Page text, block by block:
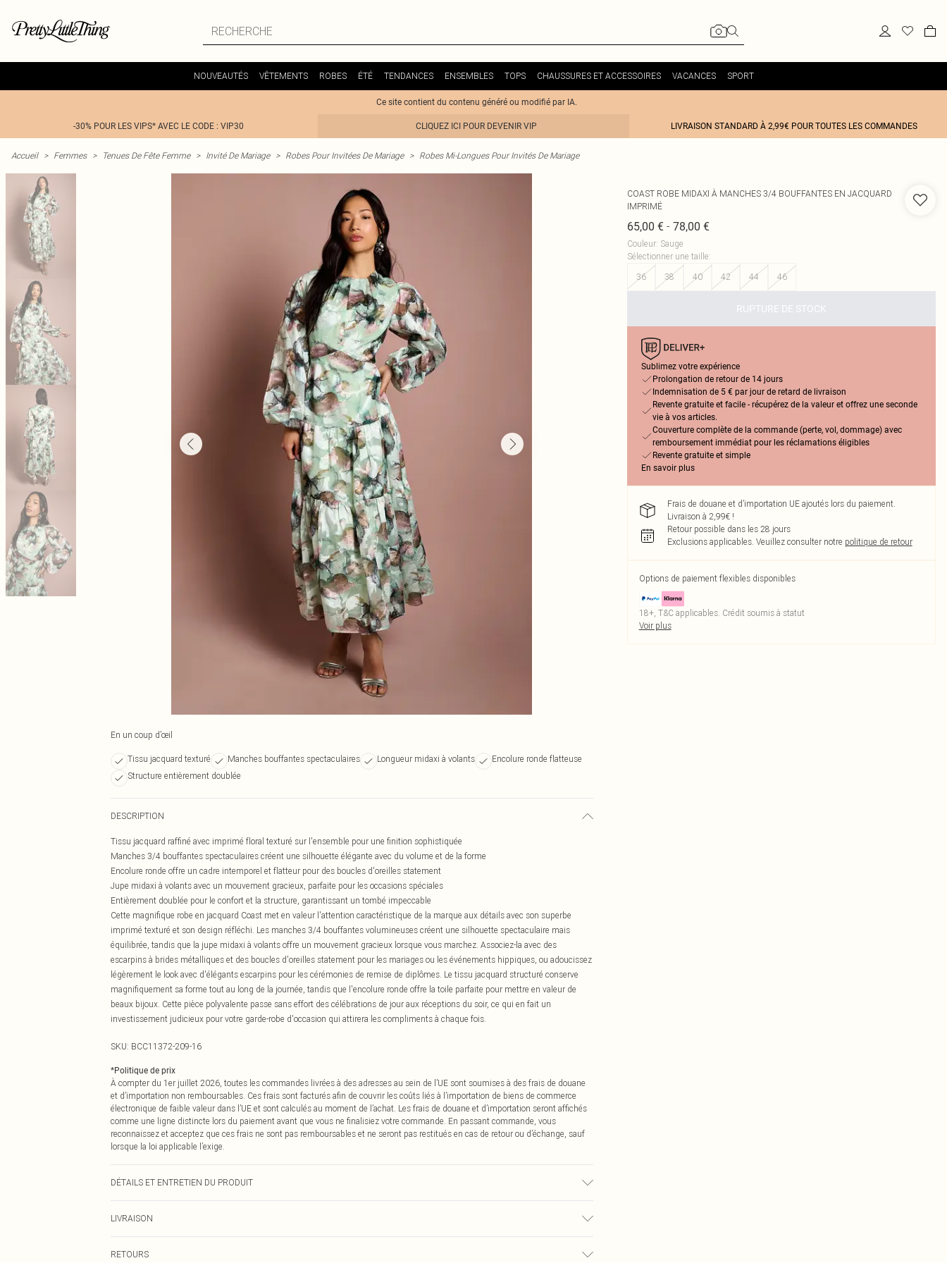
NOUVEAUTÉS VÊTEMENTS ROBES ÉTÉ TENDANCES ENSEMBLES TOPS CHAUSSURES ET ACCESSOIRES VACANCES SPORT
Ce site contient du contenu généré ou modifié par IA.
-30% POUR LES VIPS* AVEC LE CODE : VIP30 CLIQUEZ ICI POUR DEVENIR VIP LIVRAISON STANDARD À 2,99€ POUR TOUTES LES COMMANDES
Accueil > Femmes > Tenues De Fête Femme > Invité De Mariage > Robes Pour Invitées De Mariage > Robes Mi-Longues Pour Invités De Mariage
En un coup d’œil
Tissu jacquard texturé Manches bouffantes spectaculaires Longueur midaxi à volants
Encolure ronde flatteuse
Structure entièrement doublée
DESCRIPTION
Tissu jacquard raffiné avec imprimé floral texturé sur l'ensemble pour une finition sophistiquée
Manches 3/4 bouffantes spectaculaires créent une silhouette élégante avec du volume et de la forme
Encolure ronde offre un cadre intemporel et flatteur pour des boucles d'oreilles statement
Jupe midaxi à volants avec un mouvement gracieux, parfaite pour les occasions spéciales
Entièrement doublée pour le confort et la structure, garantissant un tombé impeccable
Cette magnifique robe en jacquard Coast met en valeur l'attention caractéristique de la marque aux détails avec son superbe
imprimé texturé et son design réfléchi. Les manches 3/4 bouffantes volumineuses créent une silhouette spectaculaire mais
équilibrée, tandis que la jupe midaxi à volants offre un mouvement gracieux lorsque vous marchez. Associez-la avec des
escarpins à brides métalliques et des boucles d'oreilles statement pour les mariages ou les événements hippiques, ou adoucissez
légèrement le look avec d'élégants escarpins pour les cérémonies de remise de diplômes. Le tissu jacquard structuré conserve
magnifiquement sa forme tout au long de la journée, tandis que l'encolure ronde offre la toile parfaite pour mettre en valeur de
beaux bijoux. Cette pièce polyvalente passe sans effort des célébrations de jour aux réceptions du soir, ce qui en fait un
investissement judicieux pour votre garde-robe d'occasion qui attirera les compliments à chaque fois.
SKU: BCC11372-209-16
*Politique de prix
À compter du 1er juillet 2026, toutes les commandes livrées à des adresses au sein de l’UE sont soumises à des frais de douane
et d’importation non remboursables. Ces frais sont facturés afin de couvrir les coûts liés à l’importation de biens de commerce
électronique de faible valeur dans l’UE et sont calculés au moment de l’achat. Les frais de douane et d’importation seront affichés
comme une ligne distincte lors du paiement avant que vous ne finalisiez votre commande. En passant commande, vous
reconnaissez et acceptez que ces frais ne sont pas remboursables et ne seront pas restitués en cas de retour ou d’échange, sauf
lorsque la loi applicable l’exige.
DÉTAILS ET ENTRETIEN DU PRODUIT
LIVRAISON
RETOURS
COAST ROBE MIDAXI À MANCHES 3/4 BOUFFANTES EN JACQUARD
IMPRIMÉ
65,00 €- 78,00 €
Couleur: Sauge
Sélectionner une taille:
36
38 40 42 44 46
RUPTURE DE STOCK
Sublimez votre expérience
Prolongation de retour de 14 jours
Indemnisation de 5 € par jour de retard de livraison
Revente gratuite et facile - récupérez de la valeur et offrez une seconde
vie à vos articles.
Couverture complète de la commande (perte, vol, dommage) avec
remboursement immédiat pour les réclamations éligibles
Revente gratuite et simple
En savoir plus
Frais de douane et d’importation UE ajoutés lors du paiement.
Livraison à 2,99€ !
Retour possible dans les 28 jours
Exclusions applicables. Veuillez consulter notre politique de retour
Options de paiement flexibles disponibles
18+, T&C applicables. Crédit soumis à statut
Voir plus